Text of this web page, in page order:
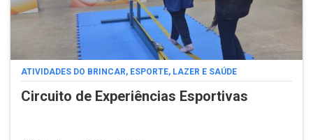
ATIVIDADES DO BRINCAR, ESPORTE, LAZER E SAÚDE
Circuito de Experiências Esportivas